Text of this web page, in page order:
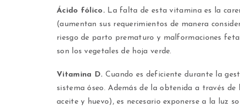
Ácido fólico. La falta de esta vitamina es la
(aumentan sus requerimientos de manera
riesgo de parto prematuro y malformaciones
son los vegetales de hoja verde.
Vitamina D. Cuando es deficiente durante la
sistema óseo. Además de la obtenida a través
aceite y huevo), es necesario exponerse a la luz